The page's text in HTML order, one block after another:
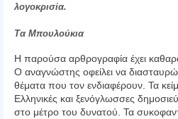
λογοκρισία.
Τα Μπουλούκια
Η παρούσα αρθρογραφία έχει
Ο αναγνώστης οφείλει να
θέματα που τον ενδιαφέρουν. Τα
Ελληνικές και ξενόγλωσσες
στο μέτρο του δυνατού. Τα